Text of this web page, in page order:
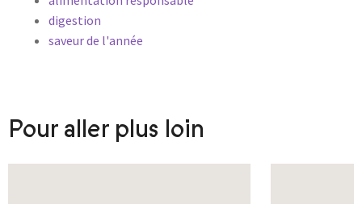
digestion
saveur de l'année
Pour aller plus loin